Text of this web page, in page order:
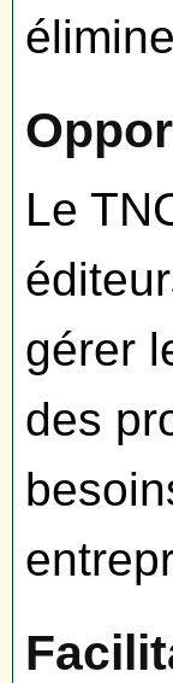
Le
gérer
des